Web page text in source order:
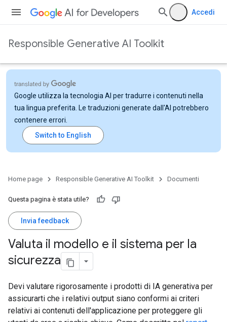
Accedi
Responsible Generative AI Toolkit
Google utilizza la tecnologia AI per tradurre i contenuti nella
tua lingua preferita. Le traduzioni generate dall'AI potrebbero
contenere errori.
Home page Responsible Generative AI Toolkit Documenti
Questa pagina è stata utile?
Invia feedback
Valuta il modello e il sistema per la
sicurezza
Devi valutare rigorosamente i prodotti di IA generativa per
assicurarti che i relativi output siano conformi ai criteri
relativi ai contenuti dell'applicazione per proteggere gli